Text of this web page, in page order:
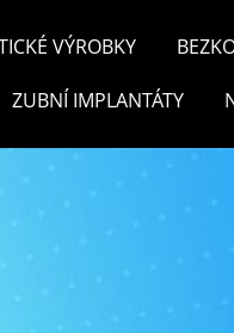
VÝROBKY
ZUBNÍ IMPLANTÁTY